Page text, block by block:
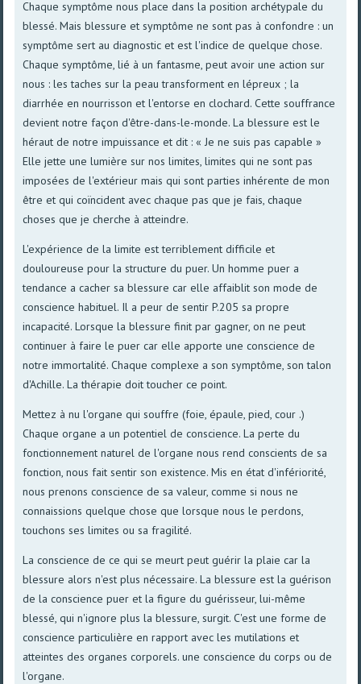
Chaque symptôme nous place dans la position archétypale du
blessé. Mais blessure et symptôme ne sont pas à confondre : un
symptôme sert au diagnostic et est l'indice de quelque chose.
Chaque symptôme, lié à un fantasme, peut avoir une action sur
nous : les taches sur la peau transforment en lépreux ; la
diarrhée en nourrisson et l'entorse en clochard. Cette souffrance
devient notre façon d'être-dans-le-monde. La blessure est le
héraut de notre impuissance et dit : « Je ne suis pas capable »
Elle jette une lumière sur nos limites, limites qui ne sont pas
imposées de l'extérieur mais qui sont parties inhérente de mon
être et qui coïncident avec chaque pas que je fais, chaque
choses que je cherche à atteindre.
L'expérience de la limite est terriblement difficile et
douloureuse pour la structure du puer. Un homme puer a
tendance a cacher sa blessure car elle affaiblit son mode de
conscience habituel. Il a peur de sentir P.205 sa propre
incapacité. Lorsque la blessure finit par gagner, on ne peut
continuer à faire le puer car elle apporte une conscience de
notre immortalité. Chaque complexe a son symptôme, son talon
d'Achille. La thérapie doit toucher ce point.
Mettez à nu l'organe qui souffre (foie, épaule, pied, cour .)
Chaque organe a un potentiel de conscience. La perte du
fonctionnement naturel de l'organe nous rend conscients de sa
fonction, nous fait sentir son existence. Mis en état d'infériorité,
nous prenons conscience de sa valeur, comme si nous ne
connaissions quelque chose que lorsque nous le perdons,
touchons ses limites ou sa fragilité.
La conscience de ce qui se meurt peut guérir la plaie car la
blessure alors n'est plus nécessaire. La blessure est la guérison
de la conscience puer et la figure du guérisseur, lui-même
blessé, qui n'ignore plus la blessure, surgit. C'est une forme de
conscience particulière en rapport avec les mutilations et
atteintes des organes corporels. une conscience du corps ou de
l'organe.